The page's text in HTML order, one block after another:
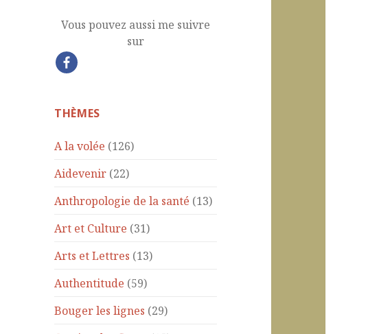
Vous pouvez aussi me suivre
sur
THÈMES
A la volée (126)
Aidevenir (22)
Anthropologie de la santé (13)
Art et Culture (31)
Arts et Lettres (13)
Authentitude (59)
Bouger les lignes (29)